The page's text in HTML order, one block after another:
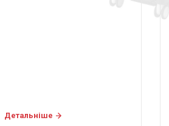
Детальніше